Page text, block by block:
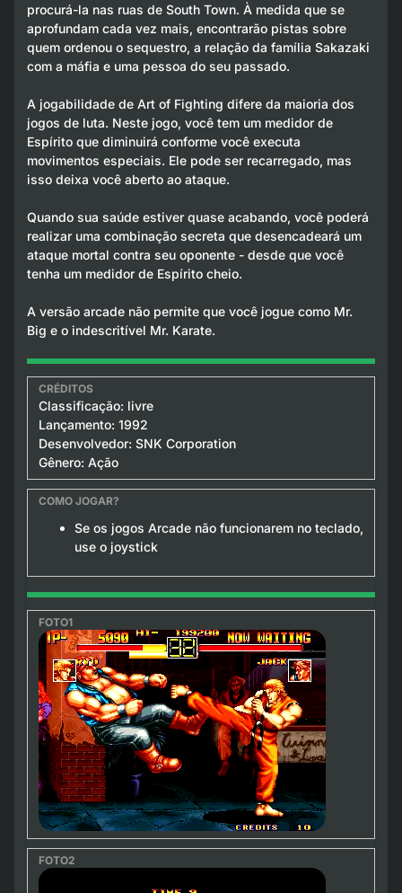
procurá-la nas ruas de South Town. À medida que se
aprofundam cada vez mais, encontrarão pistas sobre
quem ordenou o sequestro, a relação da família Sakazaki
com a máfia e uma pessoa do seu passado.
A jogabilidade de Art of Fighting difere da maioria dos
jogos de luta. Neste jogo, você tem um medidor de
Espírito que diminuirá conforme você executa
movimentos especiais. Ele pode ser recarregado, mas
isso deixa você aberto ao ataque.
Quando sua saúde estiver quase acabando, você poderá
realizar uma combinação secreta que desencadeará um
ataque mortal contra seu oponente - desde que você
tenha um medidor de Espírito cheio.
A versão arcade não permite que você jogue como Mr.
Big e o indescritível Mr. Karate.
Classificação: livre
Lançamento: 1992
Desenvolvedor: SNK Corporation
Gênero: Ação
Se os jogos Arcade não funcionarem no teclado,
use o joystick